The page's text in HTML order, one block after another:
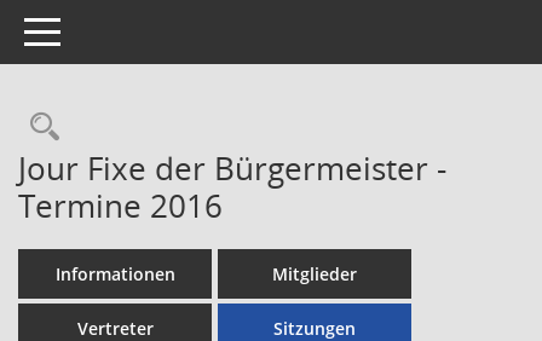
Toggle navigation
Rechercheauswahl
Jour Fixe der Bürgermeister -
Termine 2016
Informationen Mitglieder
Vertreter Sitzungen